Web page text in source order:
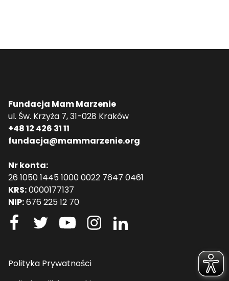
Fundacja Mam Marzenie
ul. Św. Krzyża 7, 31-028 Kraków
+48 12 426 31 11
fundacja@mammarzenie.org
Nr konta:
26 1050 1445 1000 0022 7647 0461
KRS:0000177137
NIP:676 225 12 70
Polityka Prywatności